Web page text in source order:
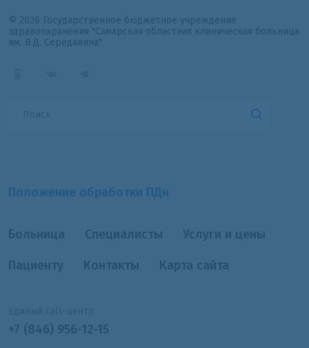
© 2026 Государственное бюджетное учреждение
здравоохранения "Самарская областная клиническая больница
им. В.Д. Середавина"
Положение обработки ПДн
Больница Специалисты Услуги и цены
Пациенту Контакты Карта сайта
+7 (846) 956-12-15